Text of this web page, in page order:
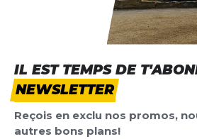
IL EST TEMPS DE
NEWSLETTER
Reçois en exclu nos promos,
autres bons plans!